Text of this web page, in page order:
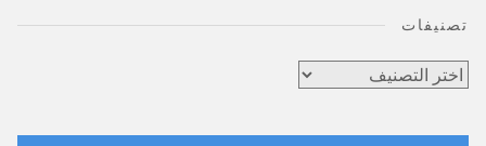
تصنيفات
تصنيفات